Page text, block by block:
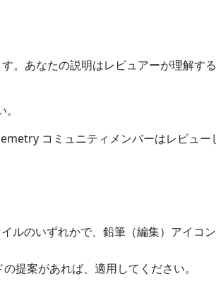
。あなたの説明はレビュアーが理解す
コミュニティメンバーはレビュー
ルのいずれかで、鉛筆（編集）アイコ
提案があれば、適用してください。